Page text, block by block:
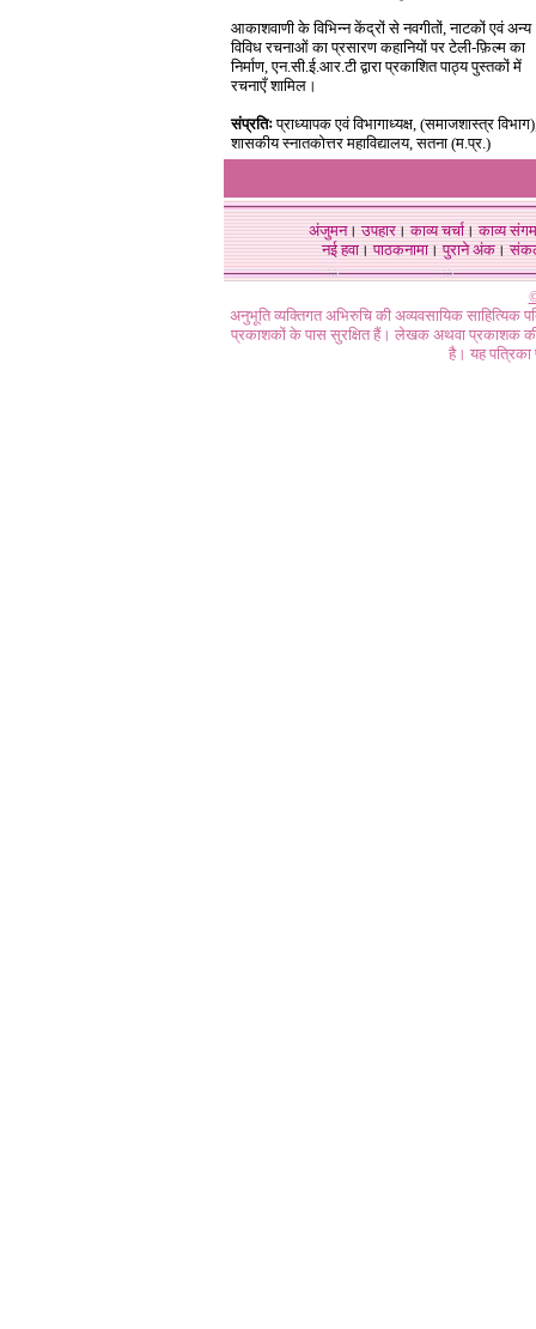
आकाशवाणी के विभिन्न केंद्रों से नवगीतों, नाटकों एवं अन्य
विविध रचनाओं का प्रसारण कहानियों पर टेली-फ़िल्म का
निर्माण, एन.सी.ई.आर.टी द्वारा प्रकाशित पाठ्य पुस्तकों में
रचनाएँ शामिल।
संप्रतिःप्राध्यापक एवं विभागाध्यक्ष, (समाजशास्त्र
शासकीय स्नातकोत्तर महाविद्यालय, सतना (म.प्र.)
अंजुमन।उपहार।काव्य चर्चा।काव्य संगम
नई हवा। पाठकनामा। पुराने अंक।
अनुभूति व्यक्तिगत अभिरुचि की अव्यवसायिक
प्रकाशकों के पास सुरक्षित हैं। लेखक अथवा प्रकाशक की
है। यह पत्रिका